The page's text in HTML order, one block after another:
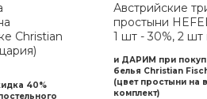
Christian
40%
Австрийские
простыни
1 шт - 30%, 2
и ДАРИМ при
белья Christian
(цвет простыни на
комплект)